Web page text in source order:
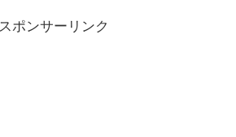
スポンサーリンク